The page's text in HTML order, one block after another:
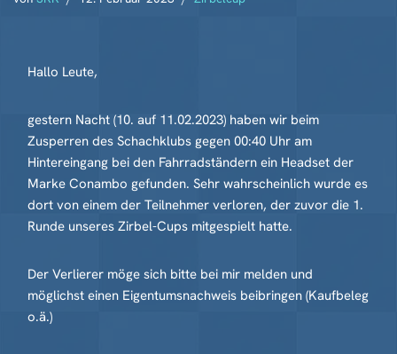
Hallo Leute,
gestern Nacht (10. auf 11.02.2023) haben wir beim
Zusperren des Schachklubs gegen 00:40 Uhr am
Hintereingang bei den Fahrradständern ein Headset der
Marke Conambo gefunden. Sehr wahrscheinlich wurde es
dort von einem der Teilnehmer verloren, der zuvor die 1.
Runde unseres Zirbel-Cups mitgespielt hatte.
Der Verlierer möge sich bitte bei mir melden und
möglichst einen Eigentumsnachweis beibringen (Kaufbeleg
o.ä.)